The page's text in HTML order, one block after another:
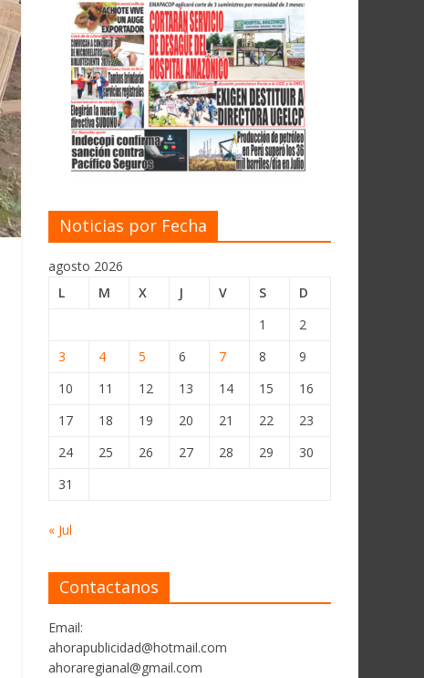
Noticias por Fecha
agosto 2026
L
M X J V S
D
1
2
3
4 5 6 7 8
9
10
11 12 13 14 15
16
17
18 19 20 21 22
23
24
25 26 27 28 29
30
31
« Jul
Contactanos
Email:
ahorapublicidad@hotmail.com
ahoraregianal@gmail.com